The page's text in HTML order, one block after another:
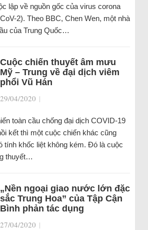
lập về nguồn gốc của virus corona
2). Theo BBC, Chen Wen, một nhà
của Trung Quốc…
Cuộc chiến thuyết âm mưu
Mỹ – Trung về đại dịch viêm
phổi Vũ Hán
29/04/2020 |
toàn cầu chống đại dịch COVID-19
kết thì một cuộc chiến khác cũng
tính khốc liệt không kém. Đó là cuộc
thuyết…
„Nền ngoại giao nước lớn đặc
sắc Trung Hoa” của Tập Cận
Bình phản tác dụng
27/04/2020 |